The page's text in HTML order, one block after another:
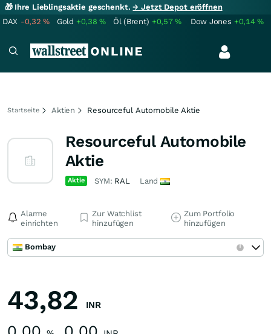
🎁 Ihre Lieblingsaktie geschenkt.→ Jetzt Depot eröffnen
DAX -0,32% Gold +0,38% Öl (Brent) +0,57% Dow Jones +0,14%
Startseite Aktien Resourceful Automobile Aktie
Resourceful Automobile
Aktie
Aktie SYM: RAL Land
Alarme
einrichten
Zur Watchlist
hinzufügen
Zum Portfolio
hinzufügen
Bombay
43,82 INR